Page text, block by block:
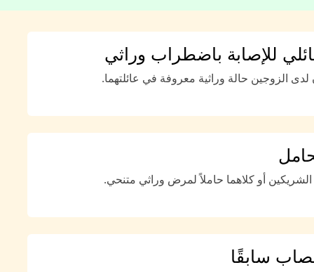
للإصابة باضطراب وراثي
الزوجين حالة وراثية معروفة في عائلتهما.
الشريكين أو كلاهما حاملاً لمرض وراثي متنحي.
سابقًا